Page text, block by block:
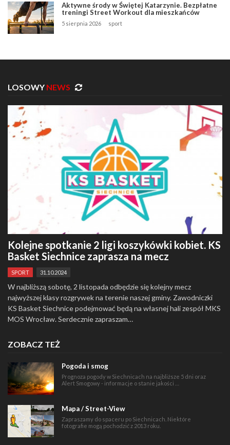
Aktywne środy w Świętej Katarzynie. Bezpłatne
treningi Street Workout dla mieszkańców
5 sierpnia 2026 sport
LOSOWY NEWS
Kolejne spotkanie 2 ligi koszykówki kobiet. KS
Basket Siechnice zaprasza na mecz
SPORT 31.10.2024
W najbliższą sobotę, 2 listopada odbędzie się kolejny mecz
najwyższej klasy rozgrywek na terenie naszej gminy. Zawodniczki
KS Basket Siechnice podejmować będą na własnej hali zespół MKS
MOS Wrocław. Serdecznie zapraszam…
ZOBACZ TEŻ
Pogoda i smog
Prognoza pogody w Siechnicach na najbliższe 5 dni oraz
Alert Smogowy - informacje o stanie jakości …
Mapa / Street-View
Zapraszamy do spaceru po Siechnicach. Niektóre
fotografie mogą pochodzić z 2013 roku.